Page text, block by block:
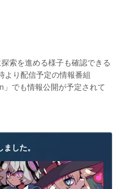
索を進める様子も確認できる
より配信予定の情報番組
」でも情報公開が予定されて
した。